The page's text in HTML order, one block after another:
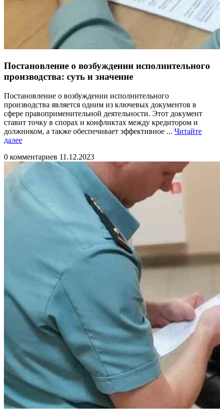
Постановление о возбуждении исполнительного
производства: суть и значение
Постановление о возбуждении исполнительного
производства является одним из ключевых документов в
сфере правоприменительной деятельности. Этот документ
ставит точку в спорах и конфликтах между кредитором и
должником, а также обеспечивает эффективное ... Читайте
далееЧитайте
0 комментариев 11.12.2023